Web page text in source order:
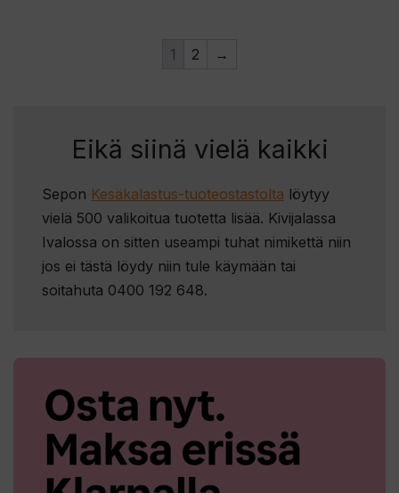
1 2 →
Eikä siinä vielä kaikki
Sepon Kesäkalastus-tuoteostastolta löytyy
vielä 500 valikoitua tuotetta lisää. Kivijalassa
Ivalossa on sitten useampi tuhat nimikettä niin
jos ei tästä löydy niin tule käymään tai
soitahuta 0400 192 648.